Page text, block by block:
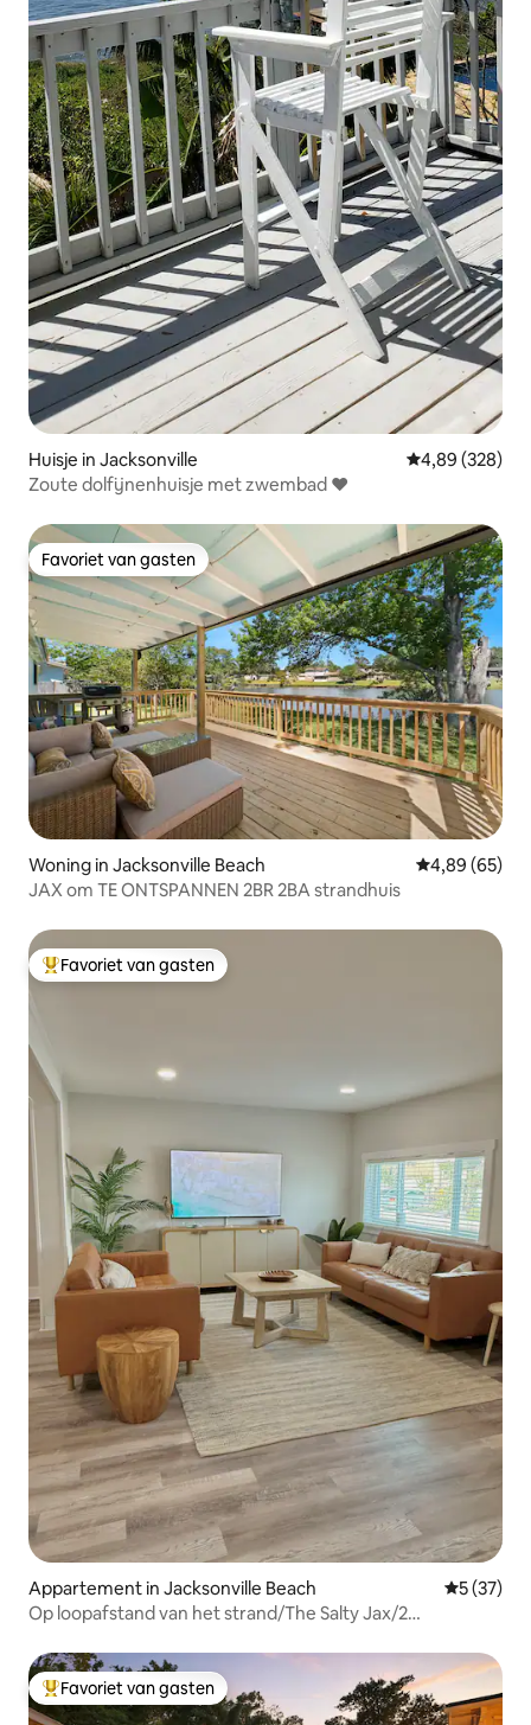
Huisje in Jacksonville Gemiddelde
4,89 (328)
Zoute dolfijnenhuisje met zwembad ❤
Favoriet van gasten
Favoriet van gasten
Woning in Jacksonville Beach Gemiddelde
4,89 (65)
JAX om TE ONTSPANNEN 2BR 2BA strandhuis
Topfavoriet van gasten
Favoriet van gasten
Appartement in Jacksonville Beach
5 (37)
Op loopafstand van het strand/The Salty Jax/2
Topfavoriet van gasten
Favoriet van gasten